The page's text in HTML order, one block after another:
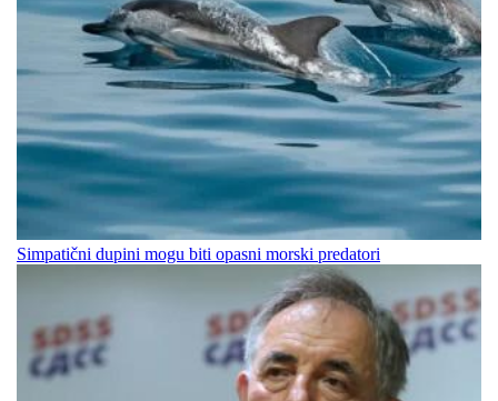
Simpatični dupini mogu biti opasni morski predatori